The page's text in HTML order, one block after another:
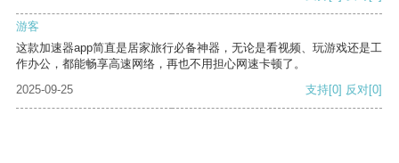
游客
这款加速器app简直是居家旅行必备神器，无论是看视频、玩游戏还是工
作办公，都能畅享高速网络，再也不用担心网速卡顿了。
2025-09-25
支持[0] 反对[0]